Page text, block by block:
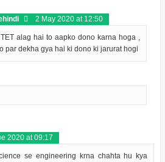
2 May 2020 at 12:50
alag hai to aapko dono karna hoga ,
par dekha gya hai ki dono ki jarurat hogi
2020 at 09:17
se engineering krna chahta hu kya